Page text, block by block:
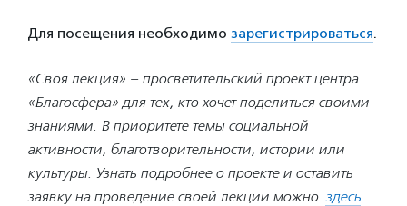
Для посещения необходимо зарегистрироваться.
«Своя лекция» – просветительский проект центра
«Благосфера» для тех, кто хочет поделиться своими
знаниями. В приоритете темы социальной
активности, благотворительности, истории или
культуры. Узнать подробнее о проекте и оставить
заявку на проведение своей лекции можно здесь.